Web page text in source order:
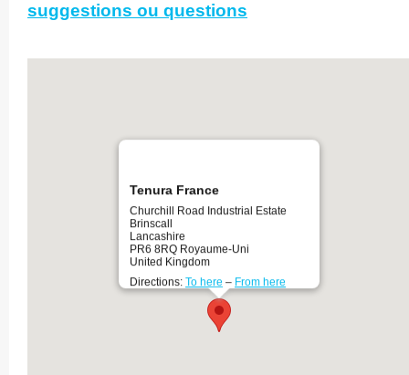
suggestions ou questions
Tenura France
Churchill Road Industrial Estate
Brinscall
Lancashire
PR6 8RQ Royaume-Uni
United Kingdom
Directions: To here – From here